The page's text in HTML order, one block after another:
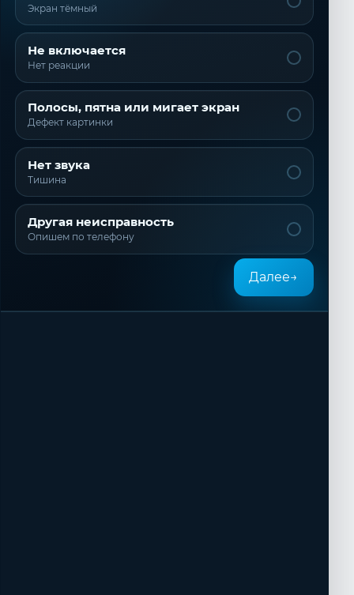
Экран тёмный
Не включается
Нет реакции
Полосы, пятна или мигает экран
Дефект картинки
Нет звука
Тишина
Другая неисправность
Опишем по телефону
Далее→